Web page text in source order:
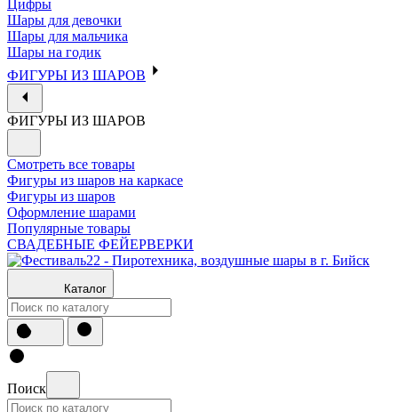
Цифры
Шары для девочки
Шары для мальчика
Шары на годик
ФИГУРЫ ИЗ ШАРОВ
ФИГУРЫ ИЗ ШАРОВ
Смотреть все товары
Фигуры из шаров на каркасе
Фигуры из шаров
Оформление шарами
Популярные товары
СВАДЕБНЫЕ ФЕЙЕРВЕРКИ
Каталог
Поиск